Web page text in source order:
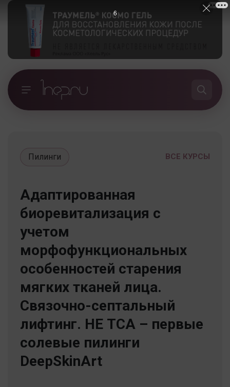
ВСЕ КУРСЫ
Пилинги
Адаптированная
биоревитализация с
учетом
морфофункциональных
особенностей старения
мягких тканей лица.
Связочно-септальный
лифтинг. НЕ ТСА – первые
солевые пилинги
DeepSkinArt
5